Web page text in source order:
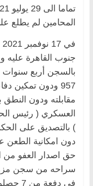
المحامين لم يطلع
جنوب القاهرة
957 ودون تمكين
مقابلته ودون النطق
العسكري ( رئيس
) بالتصديق على
دون امكانية الطعن
حق اصدار العفو من
في